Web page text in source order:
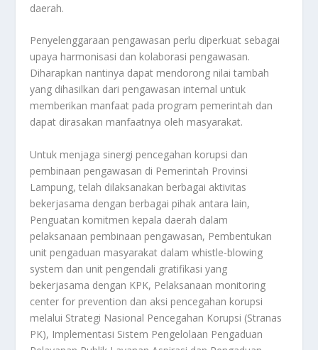
daerah.
Penyelenggaraan pengawasan perlu diperkuat sebagai
upaya harmonisasi dan kolaborasi pengawasan.
Diharapkan nantinya dapat mendorong nilai tambah
yang dihasilkan dari pengawasan internal untuk
memberikan manfaat pada program pemerintah dan
dapat dirasakan manfaatnya oleh masyarakat.
Untuk menjaga sinergi pencegahan korupsi dan
pembinaan pengawasan di Pemerintah Provinsi
Lampung, telah dilaksanakan berbagai aktivitas
bekerjasama dengan berbagai pihak antara lain,
Penguatan komitmen kepala daerah dalam
pelaksanaan pembinaan pengawasan, Pembentukan
unit pengaduan masyarakat dalam whistle-blowing
system dan unit pengendali gratifikasi yang
bekerjasama dengan KPK, Pelaksanaan monitoring
center for prevention dan aksi pencegahan korupsi
melalui Strategi Nasional Pencegahan Korupsi (Stranas
PK), Implementasi Sistem Pengelolaan Pengaduan